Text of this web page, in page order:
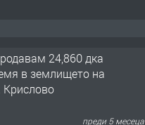
24,860 дка
в землището на
Крислово
преди 5 месеца